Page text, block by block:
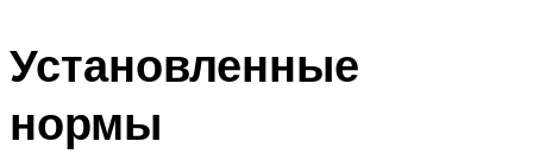
Установленные
нормы